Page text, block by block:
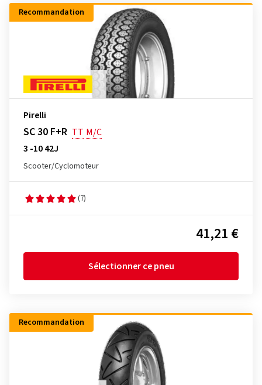
Recommandation
Pirelli
SC 30 F+R TT M/C
3 -10 42J
Scooter/Cyclomoteur
(7)
41,21 €
Sélectionner ce pneu
Recommandation